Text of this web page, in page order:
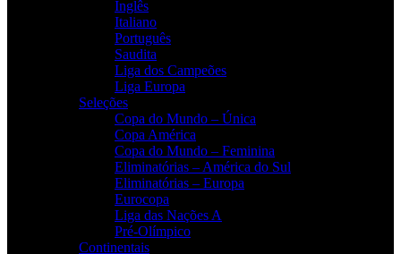
Inglês
Italiano
Português
Saudita
Liga dos Campeões
Liga Europa
Seleções
Copa do Mundo – Única
Copa América
Copa do Mundo – Feminina
Eliminatórias – América do Sul
Eliminatórias – Europa
Eurocopa
Liga das Nações A
Pré-Olímpico
Continentais